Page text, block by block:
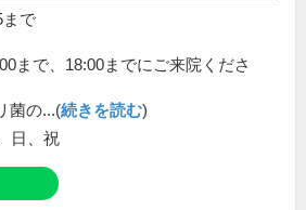
まで
まで、18:00までにご来院くださ
菌の...(続きを読む)
日、祝